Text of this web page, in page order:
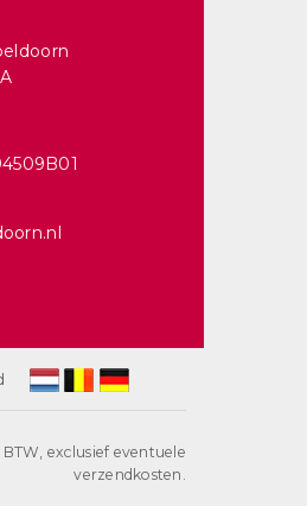
exclusief eventuele
verzendkosten.